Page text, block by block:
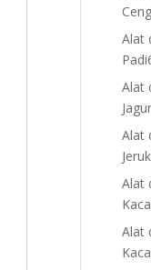
Alat
Padi
Alat
Alat
Jeruk
Alat
Alat